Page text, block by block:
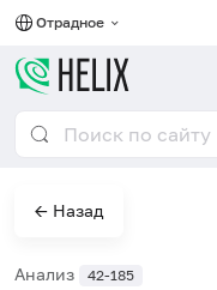
Отрадное
← Назад
Анализ 42-185